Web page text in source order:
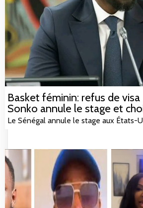
Basket féminin: refus de
Sonko annule le stage et
Le Sénégal annule le stage aux États-